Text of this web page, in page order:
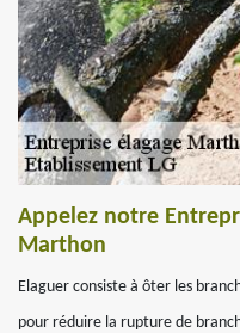
Appelez notre
Marthon
Elaguer consiste à ôter les
pour réduire la rupture de